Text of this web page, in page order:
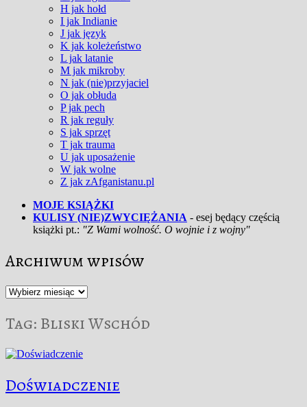
H jak hołd
I jak Indianie
J jak język
K jak koleżeństwo
L jak latanie
M jak mikroby
N jak (nie)przyjaciel
O jak obłuda
P jak pech
R jak reguły
S jak sprzęt
T jak trauma
U jak uposażenie
W jak wolne
Z jak zAfganistanu.pl
MOJE KSIĄŻKI
KULISY (NIE)ZWYCIĘŻANIA - esej będący częścią
książki pt.: "Z Wami wolność. O wojnie i z wojny"
Archiwum wpisów
Archiwum
Tag: Bliski Wschód
Doświadczenie